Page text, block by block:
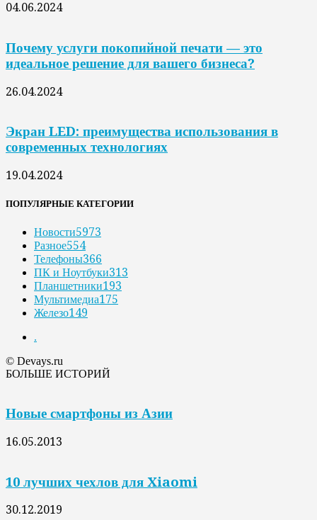
04.06.2024
Почему услуги покопийной печати — это
идеальное решение для вашего бизнеса?
26.04.2024
Экран LED: преимущества использования в
современных технологиях
19.04.2024
ПОПУЛЯРНЫЕ КАТЕГОРИИ
Новости5973
Разное554
Телефоны366
ПК и Ноутбуки313
Планшетники193
Мультимедиа175
Железо149
.
© Devays.ru
БОЛЬШЕ ИСТОРИЙ
Новые смартфоны из Азии
16.05.2013
10 лучших чехлов для Xiaomi
30.12.2019